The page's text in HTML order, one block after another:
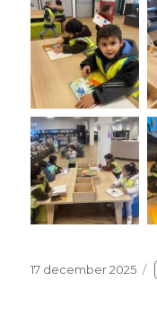
Geplaatst
17 december 2025